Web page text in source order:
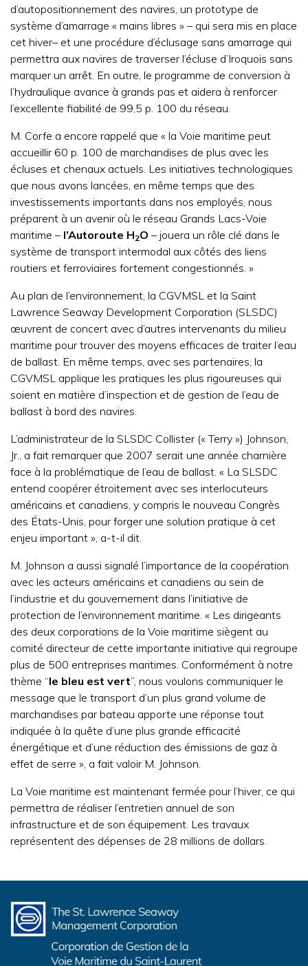
d’autopositionnement des navires, un prototype de
système d’amarrage « mains libres » – qui sera mis en place
cet hiver– et une procédure d’éclusage sans amarrage qui
permettra aux navires de traverser l’écluse d’Iroquois sans
marquer un arrêt. En outre, le programme de conversion à
l’hydraulique avance à grands pas et aidera à renforcer
l’excellente fiabilité de 99,5 p. 100 du réseau.
M. Corfe a encore rappelé que « la Voie maritime peut
accueillir 60 p. 100 de marchandises de plus avec les
écluses et chenaux actuels. Les initiatives technologiques
que nous avons lancées, en même temps que des
investissements importants dans nos employés, nous
préparent à un avenir où le réseau Grands Lacs-Voie
maritime – l’Autoroute H2O – jouera un rôle clé dans le
système de transport intermodal aux côtés des liens
routiers et ferroviaires fortement congestionnés. »
Au plan de l’environnement, la CGVMSL et la Saint
Lawrence Seaway Development Corporation (SLSDC)
œuvrent de concert avec d’autres intervenants du milieu
maritime pour trouver des moyens efficaces de traiter l’eau
de ballast. En même temps, avec ses partenaires, la
CGVMSL applique les pratiques les plus rigoureuses qui
soient en matière d’inspection et de gestion de l’eau de
ballast à bord des navires.
L’administrateur de la SLSDC Collister (« Terry ») Johnson,
Jr., a fait remarquer que 2007 serait une année charnière
face à la problématique de l’eau de ballast. « La SLSDC
entend coopérer étroitement avec ses interlocuteurs
américains et canadiens, y compris le nouveau Congrès
des États-Unis, pour forger une solution pratique à cet
enjeu important », a-t-il dit.
M. Johnson a aussi signalé l’importance de la coopération
avec les acteurs américains et canadiens au sein de
l’industrie et du gouvernement dans l’initiative de
protection de l’environnement maritime. « Les dirigeants
des deux corporations de la Voie maritime siègent au
comité directeur de cette importante initiative qui regroupe
plus de 500 entreprises maritimes. Conformément à notre
thème “le bleu est vert”, nous voulons communiquer le
message que le transport d’un plus grand volume de
marchandises par bateau apporte une réponse tout
indiquée à la quête d’une plus grande efficacité
énergétique et d’une réduction des émissions de gaz à
effet de serre », a fait valoir M. Johnson.
La Voie maritime est maintenant fermée pour l’hiver, ce qui
permettra de réaliser l’entretien annuel de son
infrastructure et de son équipement. Les travaux
représentent des dépenses de 28 millions de dollars.